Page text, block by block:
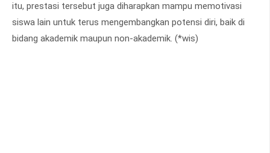
itu, prestasi tersebut juga diharapkan mampu memotivasi
siswa lain untuk terus mengembangkan potensi diri, baik di
bidang akademik maupun non-akademik. (*wis)